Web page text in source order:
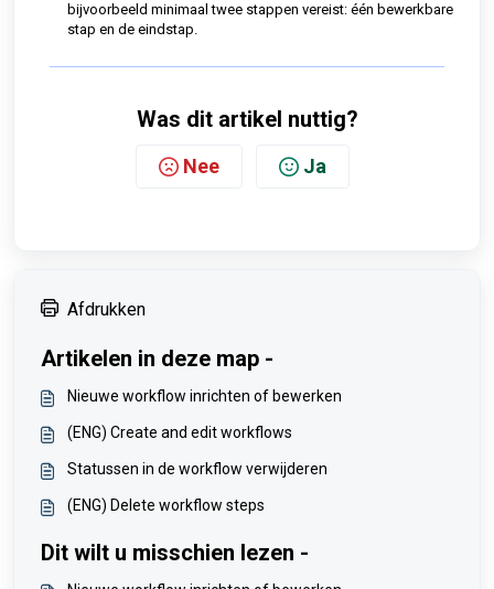
bijvoorbeeld minimaal twee stappen vereist: één bewerkbare
stap en de eindstap.
Was dit artikel nuttig?
Nee Ja
Afdrukken
Artikelen in deze map -
Nieuwe workflow inrichten of bewerken
(ENG) Create and edit workflows
Statussen in de workflow verwijderen
(ENG) Delete workflow steps
Dit wilt u misschien lezen -